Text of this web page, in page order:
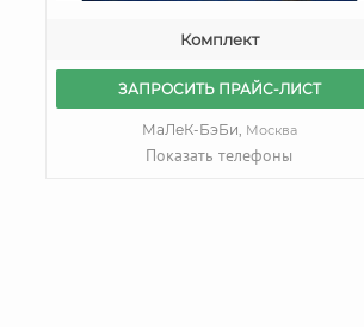
Комплект
ЗАПРОСИТЬ ПРАЙС-ЛИСТ
МаЛеК-БэБи, Москва
Показать телефоны